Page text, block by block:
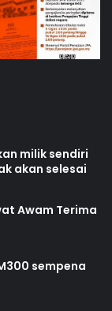
milik sendiri
akan selesai
Awam Terima
sempena